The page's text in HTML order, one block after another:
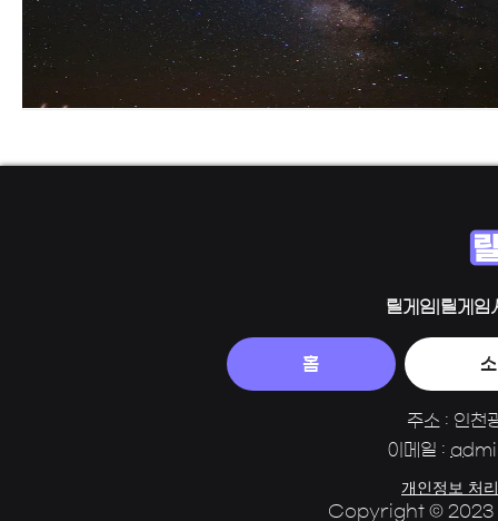
릴게임|릴게임
홈
주소 : 인천
이메일 :
Copyright ©
개인정보 처